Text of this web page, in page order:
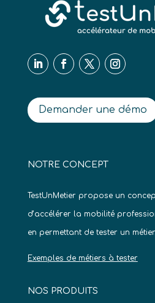
Demander une démo
NOTRE CONCEPT
TestUnMetier propose un
d’accélérer la mobilité
en permettant de tester un métier.
Exemples de métiers à tester
NOS PRODUITS